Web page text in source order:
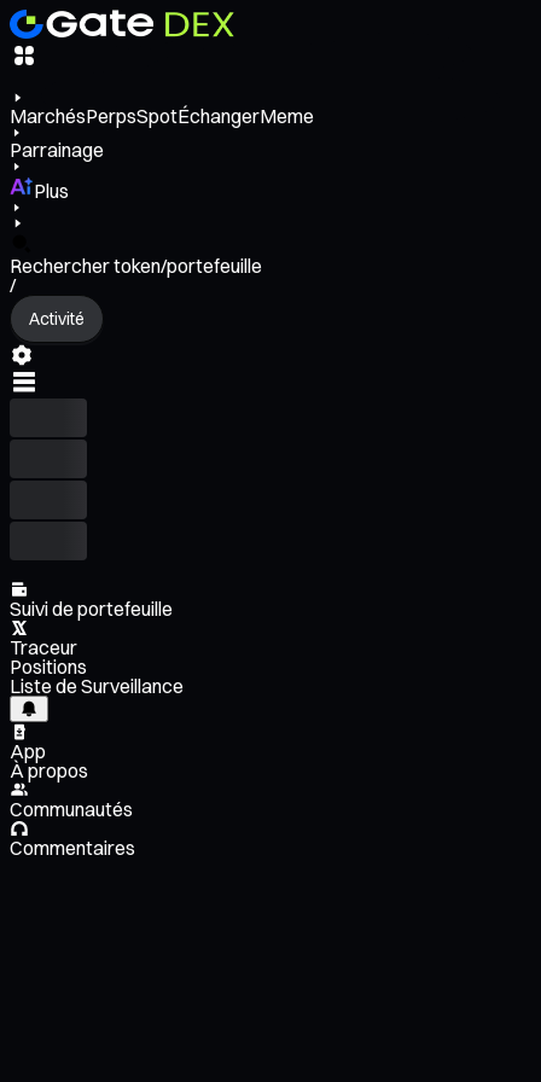
MarchésPerpsSpotÉchangerMeme
Parrainage
Plus
Rechercher token/portefeuille
/
Activité
Suivi de portefeuille
Traceur
Positions
Liste de Surveillance
App
À propos
Communautés
Commentaires